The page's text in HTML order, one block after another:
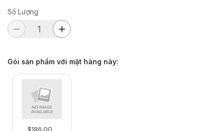
Số Lượng
Gói sản phẩm với mặt hàng này:
$186.00